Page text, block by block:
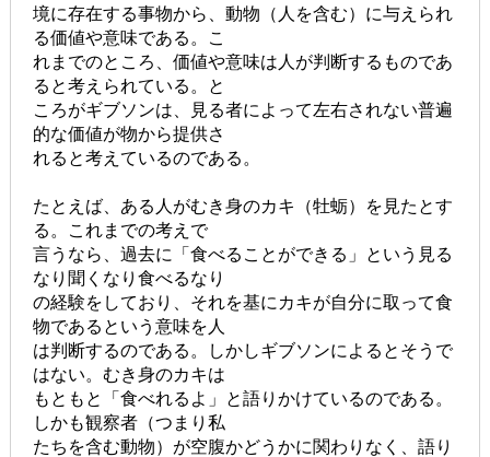
境に存在する事物から、動物（人を含む）に与えられ
る価値や意味である。こ
れまでのところ、価値や意味は人が判断するものであ
ると考えられている。と
ころがギブソンは、見る者によって左右されない普遍
的な価値が物から提供さ
れると考えているのである。
たとえば、ある人がむき身のカキ（牡蛎）を見たとす
る。これまでの考えで
言うなら、過去に「食べることができる」という見る
なり聞くなり食べるなり
の経験をしており、それを基にカキが自分に取って食
物であるという意味を人
は判断するのである。しかしギブソンによるとそうで
はない。むき身のカキは
もともと「食べれるよ」と語りかけているのである。
しかも観察者（つまり私
たちを含む動物）が空腹かどうかに関わりなく、語り